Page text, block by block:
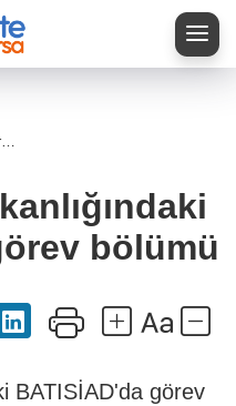
bölümü
BATISİAD'da görev